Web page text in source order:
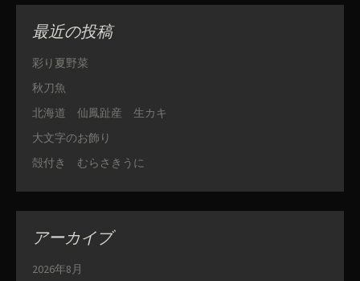
最近の投稿
彩り夏野菜
秋刀魚
北海道 仙鳳趾産 生カキ
大文字のお飾り
殻付き むらさきうに
アーカイブ
2026年8月